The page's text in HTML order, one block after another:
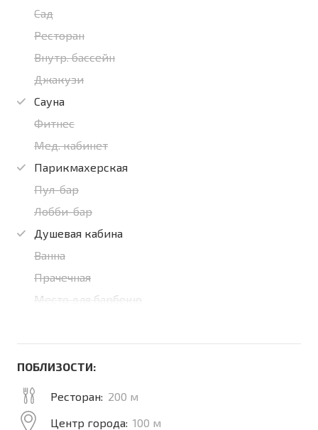
Сад
Ресторан
Внутр. бассейн
Джакузи
Сауна
Фитнес
Мед. кабинет
Парикмахерская
Пул-бар
Лобби-бар
Душевая кабина
Ванна
Прачечная
Место для барбекю
ПОБЛИЗОСТИ:
Ресторан: 200 м
Центр города: 100 м